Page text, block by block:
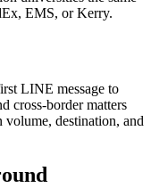
EMS, or Kerry.
LINE message to
cross-border matters
destination, and